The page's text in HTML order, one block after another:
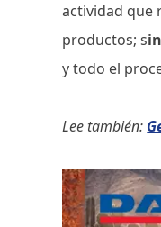
actividad que
productos; s
y todo el
Lee también: